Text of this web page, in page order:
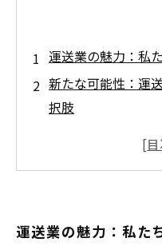
運送業の魅力：私
新たな可能性：運
択肢
技術革新が生む変
り起こし
運送業の魅力：私た